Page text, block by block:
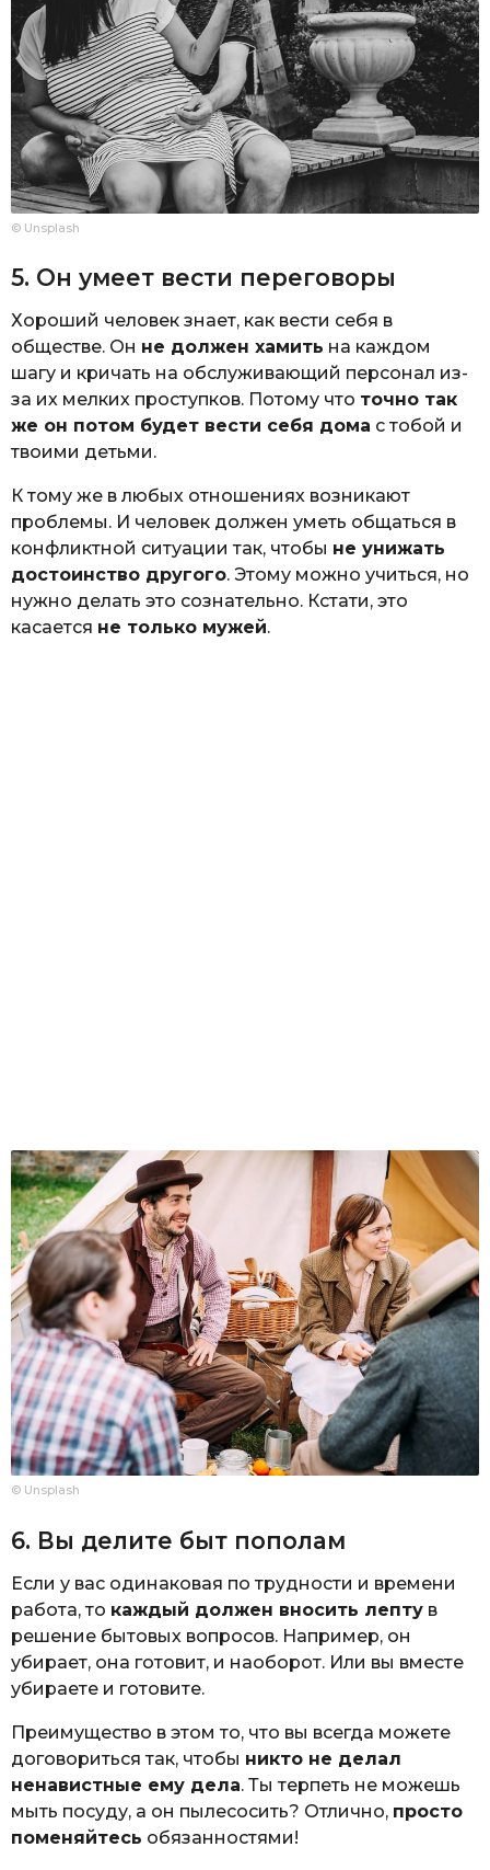
© Unsplash
5. Он умеет вести переговоры
Хороший человек знает, как вести себя в
обществе. Он не должен хамить на каждом
шагу и кричать на обслуживающий персонал из-
за их мелких проступков. Потому что точно так
же он потом будет вести себя дома с тобой и
твоими детьми.
К тому же в любых отношениях возникают
проблемы. И человек должен уметь общаться в
конфликтной ситуации так, чтобы не унижать
достоинство другого. Этому можно учиться, но
нужно делать это сознательно. Кстати, это
касается не только мужей.
© Unsplash
6. Вы делите быт пополам
Если у вас одинаковая по трудности и времени
работа, то каждый должен вносить лепту в
решение бытовых вопросов. Например, он
убирает, она готовит, и наоборот. Или вы вместе
убираете и готовите.
Преимущество в этом то, что вы всегда можете
договориться так, чтобы никто не делал
ненавистные ему дела. Ты терпеть не можешь
мыть посуду, а он пылесосить? Отлично, просто
поменяйтесь обязанностями!